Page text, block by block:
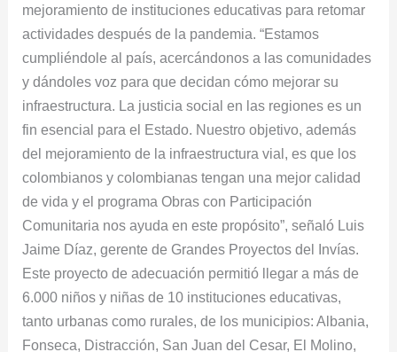
mejoramiento de instituciones educativas para retomar
actividades después de la pandemia. “Estamos
cumpliéndole al país, acercándonos a las comunidades
y dándoles voz para que decidan cómo mejorar su
infraestructura. La justicia social en las regiones es un
fin esencial para el Estado. Nuestro objetivo, además
del mejoramiento de la infraestructura vial, es que los
colombianos y colombianas tengan una mejor calidad
de vida y el programa Obras con Participación
Comunitaria nos ayuda en este propósito”, señaló Luis
Jaime Díaz, gerente de Grandes Proyectos del Invías.
Este proyecto de adecuación permitió llegar a más de
6.000 niños y niñas de 10 instituciones educativas,
tanto urbanas como rurales, de los municipios: Albania,
Fonseca, Distracción, San Juan del Cesar, El Molino,